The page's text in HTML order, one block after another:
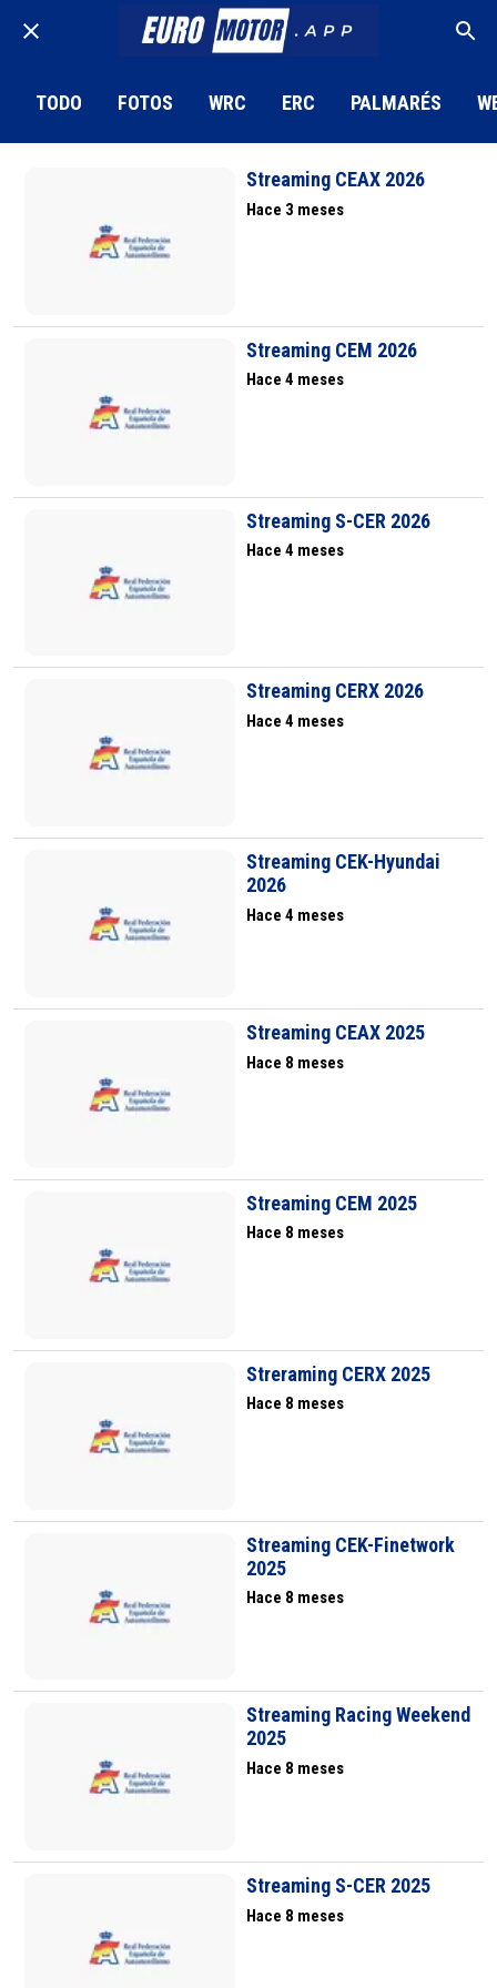
TODO FOTOS WRC ERC PALMARÉS
Streaming CEAX 2026
Hace 3 meses
Streaming CEM 2026
Hace 4 meses
Streaming S-CER 2026
Hace 4 meses
Streaming CERX 2026
Hace 4 meses
Streaming CEK-Hyundai
2026
Hace 4 meses
Streaming CEAX 2025
Hace 8 meses
Streaming CEM 2025
Hace 8 meses
Streraming CERX 2025
Hace 8 meses
Streaming CEK-Finetwork
2025
Hace 8 meses
Streaming Racing Weekend
2025
Hace 8 meses
Streaming S-CER 2025
Hace 8 meses